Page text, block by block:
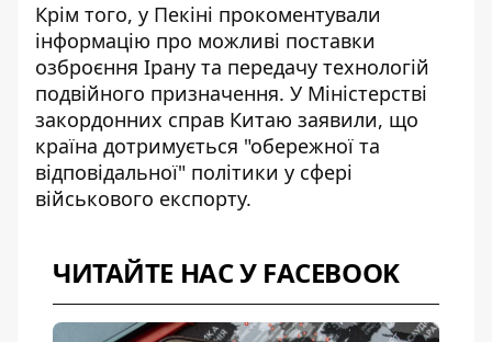
Крім того, у Пекіні прокоментували
інформацію про можливі поставки
озброєння Ірану та передачу технологій
подвійного призначення. У Міністерстві
закордонних справ Китаю заявили, що
країна дотримується "обережної та
відповідальної" політики у сфері
військового експорту.
ЧИТАЙТЕ НАС У FACEBOOK